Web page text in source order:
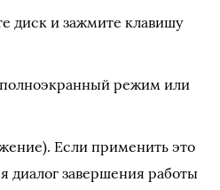
диск и зажмите клавишу
режим или
Если применить это
диалог завершения работы